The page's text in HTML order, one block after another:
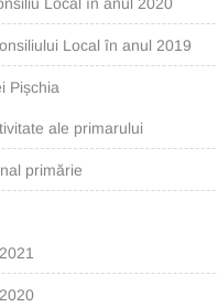
Local în anul 2019
Pișchia
ale primarului
primărie